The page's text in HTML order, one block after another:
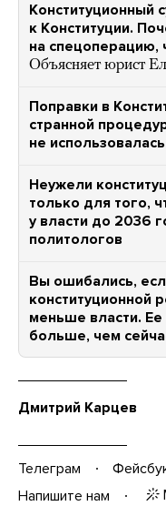
Конституционный
к Конституции.
на спецоперацию,
Объясняет юрист
Поправки в
странной
не
Неужели
только для того,
у власти до 2036
политологов
Вы ошибались,
конституционной
меньше власти.
больше, чем
Дмитрий Карцев
Телеграм
Напишите нам